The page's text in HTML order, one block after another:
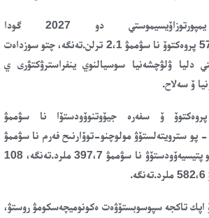
دليا ۋمەنشەنيا يمپورتوزاۆيسيموستي دو 2027 گودا
سۋممۋ 2،1 ترلن.تەنگە، چتو سوزداەت
دليا ۋلۋچشەنيا سوسيالنوي ينفراسترۋكتۋرى ي
ۆ سەلاح.
توم چيسلە 105 پروەكتوۆ ۆ سفەرە جيۆوتنوۆودستۆا نا سۋممۋ
101 - پو سترويتەلستۆۋ مولوچنو-توۆارنىح فەرم نا سۋممۋ
ملرد.تەنگە
، 108
ملرد.تەنگە.
اپك تاكجەسپوسوبستۆۋەت ەكونوميچەسكومۋ روستۋ،